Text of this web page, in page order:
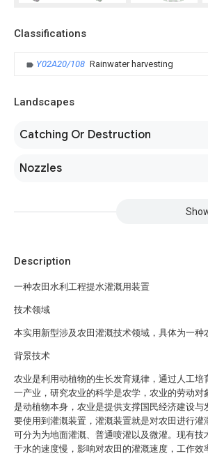
Classifications
Y02A20/108 Rainwater harvesting
Landscapes
Catching Or Destruction
Nozzles
Description
一种农田水利工程提水灌溉用装置
技术领域
本实用新型涉及农田灌溉技术领域，具体为一种
背景技术
农业是利用动植物的生长发育规律，通过人工
一产业，研究农业的科学是农学，农业的劳动
是动植物本身，农业是提供支撑国民经济建设
要使用到灌溉装置，灌溉装置就是对农田进行
可分为为地面灌溉、普通喷灌以及微灌。现有
于水的速度慢，影响对农田的灌溉速度，工作效